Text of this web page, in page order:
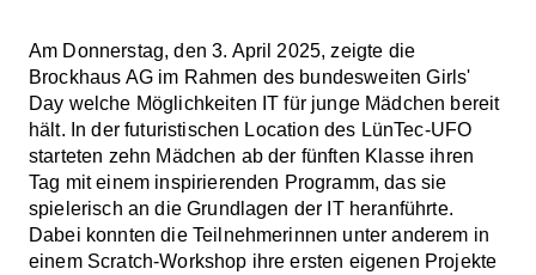
Am Donnerstag, den 3. April 2025, zeigte die
Brockhaus AG im Rahmen des bundesweiten Girls'
Day welche Möglichkeiten IT für junge Mädchen bereit
hält. In der futuristischen Location des LünTec-UFO
starteten zehn Mädchen ab der fünften Klasse ihren
Tag mit einem inspirierenden Programm, das sie
spielerisch an die Grundlagen der IT heranführte.
Dabei konnten die Teilnehmerinnen unter anderem in
einem Scratch-Workshop ihre ersten eigenen Projekte